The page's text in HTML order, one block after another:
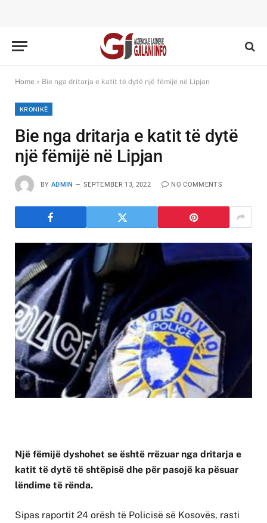
Home » Bie nga dritarja e katit të dytë një fëmijë në Lipjan
KRONIKË
Bie nga dritarja e katit të dytë
një fëmijë në Lipjan
BY ADMIN SEPTEMBER 13, 2022 NO COMMENTS
Një fëmijë dyshohet se është rrëzuar nga dritarja e
katit të dytë të shtëpisë dhe për pasojë ka pësuar
lëndime të rënda.
Sipas raportit 24 orësh të Policisë së Kosovës, rasti